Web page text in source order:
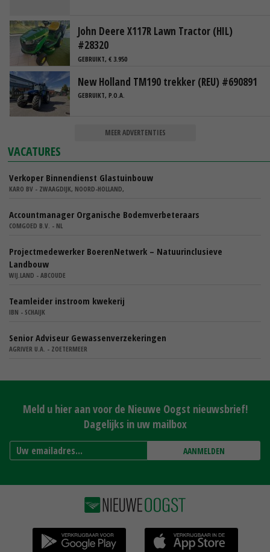
John Deere X117R Lawn Tractor (HIL)
#28320
GEBRUIKT, € 3.950
New Holland TM190 trekker (REU) #690891
GEBRUIKT, P.O.A.
MEER ADVERTENTIES
VACATURES
Verkoper Binnendienst Glastuinbouw
KARO BV - ZWAAGDIJK, NOORD-HOLLAND,
Accountmanager Organische Bodemverbeteraars
COMGOED B.V. - NL
Projectmedewerker BoerenNetwerk – Natuurinclusieve
Landbouw
WIJ.LAND - ABCOUDE
Teamleider instroom kwekerij
IBN - SCHAIJK
Senior Adviseur Gewassenverzekeringen
AGRIVER U.A. - ZOETERMEER
Meld u hier aan voor de Nieuwe Oogst nieuwsbrief!
Dagelijks in uw mailbox
AANMELDEN